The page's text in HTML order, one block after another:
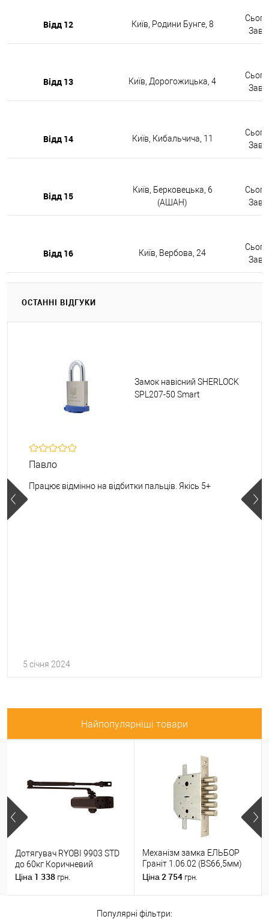
Відд 12 Київ, Родини Бунге, 8
Відд 13 Київ, Дорогожицька, 4
Відд 14 Київ, Кибальчича, 11
Відд 15
Київ, Берковецька, 6
(АШАН)
Відд 16 Київ, Вербова, 24
ОСТАННІ ВІДГУКИ
Замок навісний SHERLOCK
SPL207-50 Smart
Павло
Працює відмінно на відбитки пальців. Якісь 5+
5 січня 2024
Найпопулярніші товари
Дотягувач RYOBI 9903 STD
до 60кг Коричневий
Ціна 1 338 грн.
Механізм замка ЕЛЬБОР
Граніт 1.06.02 (BS66,5мм)
(н)
Ціна 2 754 грн.
Популярні фільтри: